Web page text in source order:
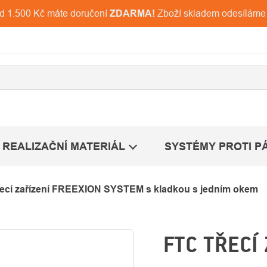
1.500 Kč máte doručení ZDARMA! Zboží skladem
REALIZAČNÍ MATERIÁL SYSTÉMY PROTI
zařízení FREEXION SYSTEM s kladkou s jedním okem
FTC